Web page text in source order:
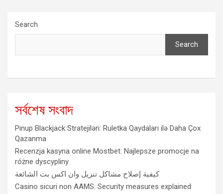
Search
Search
সর্বশেষ সংবাদ
Pinup Blackjack Stratejiləri: Ruletka Qaydaları ilə Daha Çox
Qazanma
Recenzja kasyna online Mostbet: Najlepsze promocje na
różne dyscypliny
كيفية إصلاح مشاكل تنزيل وان اكس بت الشائعة
Casino sicuri non AAMS: Security measures explained